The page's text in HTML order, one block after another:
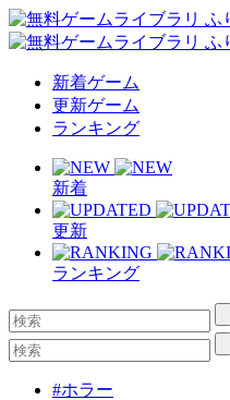
新着ゲーム
更新ゲーム
ランキング
新着
更新
ランキング
#ホラー